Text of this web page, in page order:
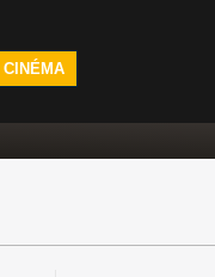
CINÉMA